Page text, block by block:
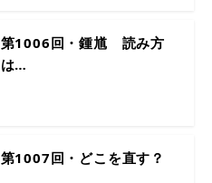
第1006回・鍾馗 読み方
は…
第1007回・どこを直す？